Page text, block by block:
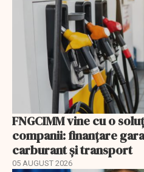
FNGCIMM vine cu o
companii: finanțare
carburant și transport
05 AUGUST 2026